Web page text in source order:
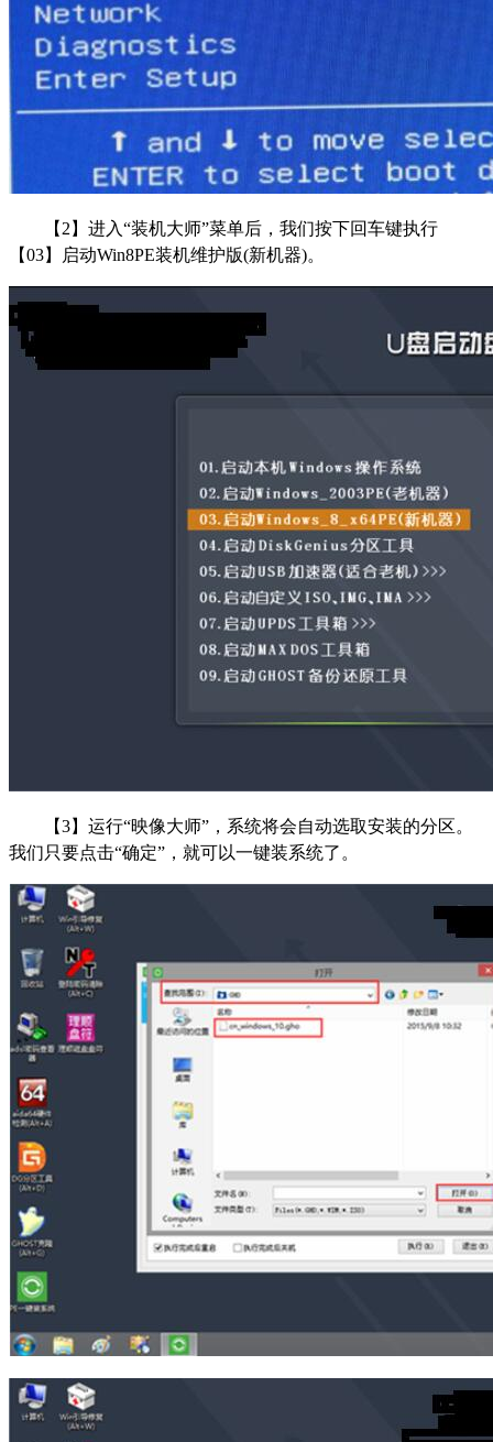
【2】进入“装机大师”菜单后，我们按下回车键执行
【03】启动Win8PE装机维护版(新机器)。
【3】运行“映像大师”，系统将会自动选取安装的分区。
我们只要点击“确定”，就可以一键装系统了。